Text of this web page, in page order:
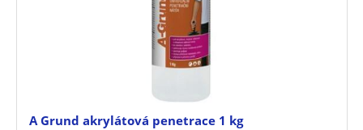
A Grund akrylátová penetrace 1 kg